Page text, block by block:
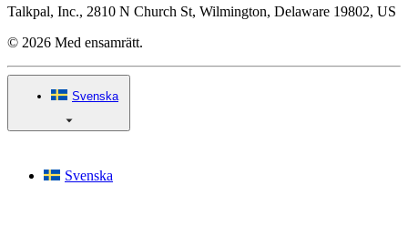
Talkpal, Inc., 2810 N Church St, Wilmington, Delaware 19802, US
© 2026 Med ensamrätt.
Svenska
Svenska